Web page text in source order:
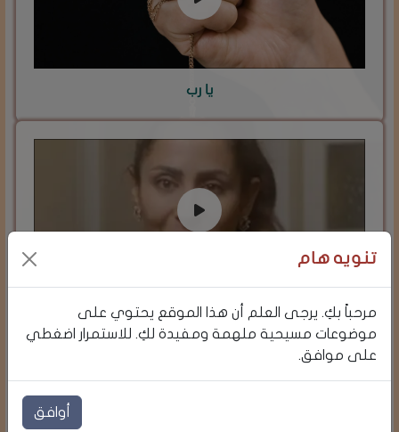
يا رب
الهرم المقلوب
تنويه هام
مرحباً بكِ. يرجى العلم أن هذا الموقع يحتوي على
موضوعات مسيحية ملهمة ومفيدة لكِ. للاستمرار اضغطي
على موافق.
أوافق